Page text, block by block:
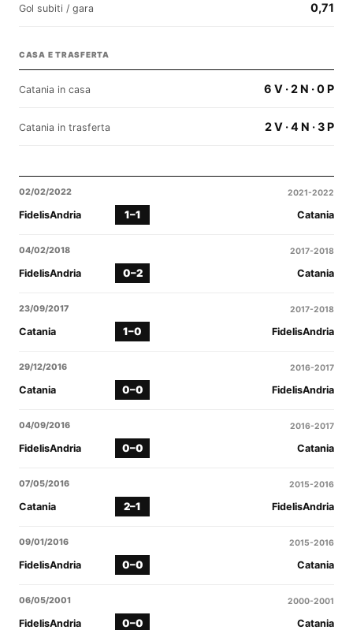
Gol subiti / gara 0,71
CASA E TRASFERTA
Catania in casa 6 V · 2 N · 0 P
Catania in trasferta 2 V · 4 N · 3 P
02/02/2022
FidelisAndria 1–1 Catania
2021-2022
04/02/2018
FidelisAndria 0–2 Catania
2017-2018
23/09/2017
Catania 1–0 FidelisAndria
2017-2018
29/12/2016
Catania 0–0 FidelisAndria
2016-2017
04/09/2016
FidelisAndria 0–0 Catania
2016-2017
07/05/2016
Catania 2–1 FidelisAndria
2015-2016
09/01/2016
FidelisAndria 0–0 Catania
2015-2016
06/05/2001
FidelisAndria 0–0 Catania
2000-2001